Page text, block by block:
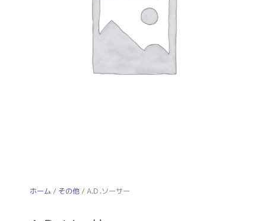
ホーム / その他/ A.D .ソーサー